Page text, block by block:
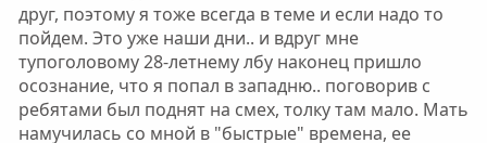
друг, поэтому я тоже всегда в теме и если надо то
пойдем. Это уже наши дни.. и вдруг мне
тупоголовому 28-летнему лбу наконец пришло
осознание, что я попал в западню.. поговорив с
ребятами был поднят на смех, толку там мало. Мать
намучилась со мной в "быстрые" времена, ее